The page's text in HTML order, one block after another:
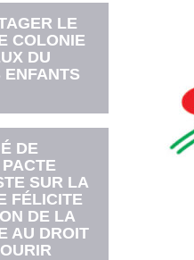
LE
COLONIE
DU
ENFANTS
DE
SUR LA
FÉLICITE
DE LA
AU DROIT